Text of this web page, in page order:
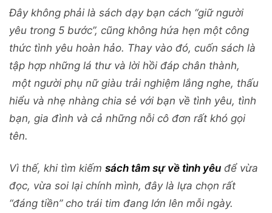
Đây không phải là sách dạy bạn cách “giữ người
yêu trong 5 bước”, cũng không hứa hẹn một công
thức tình yêu hoàn hảo. Thay vào đó, cuốn sách là
tập hợp những lá thư và lời hồi đáp chân thành,
một người phụ nữ giàu trải nghiệm lắng nghe, thấu
hiểu và nhẹ nhàng chia sẻ với bạn về tình yêu, tình
bạn, gia đình và cả những nỗi cô đơn rất khó gọi
tên.
Vì thế, khi tìm kiếm sách tâm sự về tình yêu để vừa
đọc, vừa soi lại chính mình, đây là lựa chọn rất
“đáng tiền” cho trái tim đang lớn lên mỗi ngày.